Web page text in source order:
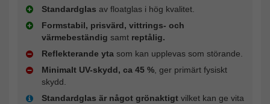
Standardglas av floatglas i hög kvalitet.
Formstabil, prisvärd, vittrings- och
värmebeständig samt reptålig.
Reflekterande yta som kan upplevas som störande.
Minimalt UV-skydd, ca 45 %, ger primärt fysiskt
skydd.
Standardglas är något grönaktigt vilket kan ge vita